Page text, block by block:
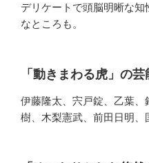
デリケートで頭脳明晰な
なところも。
「動きまわる虎」の
伊藤隆太、宍戸錠、乙葉
樹、木梨憲武、前田日明、